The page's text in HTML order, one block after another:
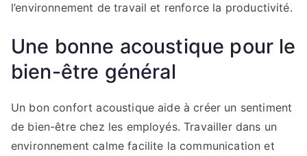
l’environnement de travail et renforce la productivité.
Une bonne acoustique pour le
bien-être général
Un bon confort acoustique aide à créer un sentiment
de bien-être chez les employés. Travailler dans un
environnement calme facilite la communication et